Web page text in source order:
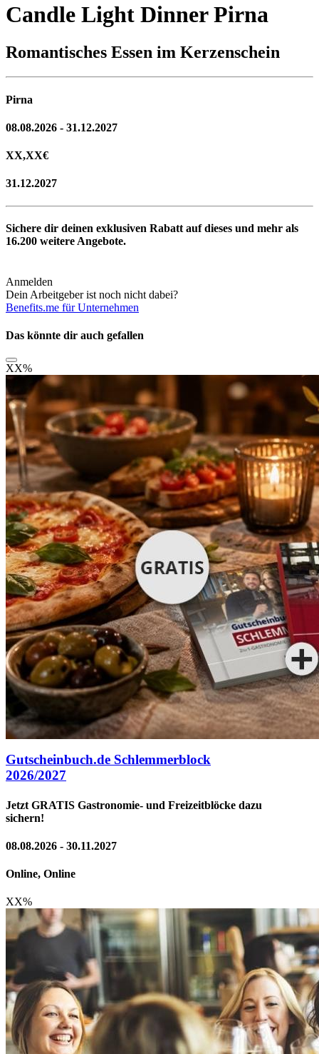
Candle Light Dinner Pirna
Romantisches Essen im Kerzenschein
Pirna
08.08.2026 - 31.12.2027
XX,XX€
31.12.2027
Sichere dir deinen exklusiven Rabatt auf dieses und mehr als
16.200 weitere Angebote.
Anmelden
Dein Arbeitgeber ist noch nicht dabei?
Benefits.me für Unternehmen
Das könnte dir auch gefallen
XX%
Gutscheinbuch.de Schlemmerblock
2026/2027
Jetzt GRATIS Gastronomie- und Freizeitblöcke dazu
sichern!
08.08.2026 - 30.11.2027
Online, Online
XX%